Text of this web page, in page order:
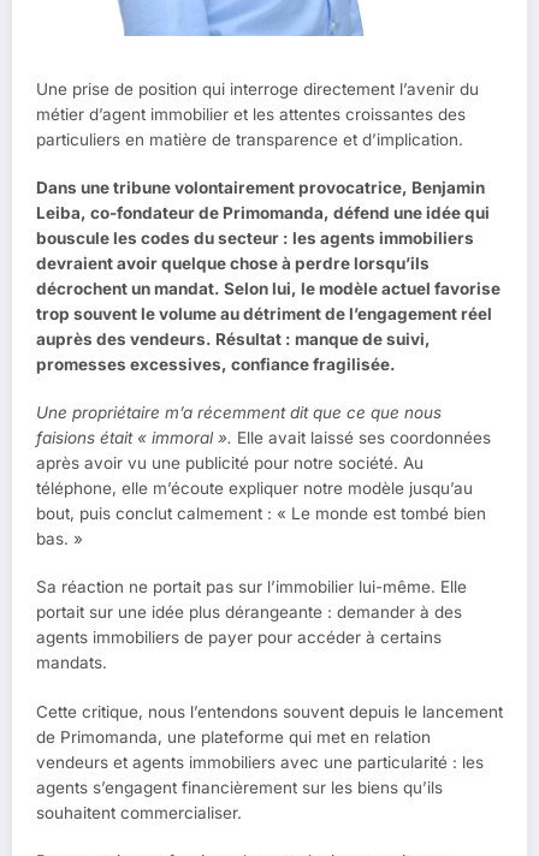
Une prise de position qui interroge directement l’avenir du
métier d’agent immobilier et les attentes croissantes des
particuliers en matière de transparence et d’implication.
Dans une tribune volontairement provocatrice, Benjamin
Leiba, co-fondateur de Primomanda, défend une idée qui
bouscule les codes du secteur : les agents immobiliers
devraient avoir quelque chose à perdre lorsqu’ils
décrochent un mandat. Selon lui, le modèle actuel favorise
trop souvent le volume au détriment de l’engagement réel
auprès des vendeurs. Résultat : manque de suivi,
promesses excessives, confiance fragilisée.
Une propriétaire m’a récemment dit que ce que nous
faisions était « immoral ». Elle avait laissé ses coordonnées
après avoir vu une publicité pour notre société. Au
téléphone, elle m’écoute expliquer notre modèle jusqu’au
bout, puis conclut calmement : « Le monde est tombé bien
bas. »
Sa réaction ne portait pas sur l’immobilier lui-même. Elle
portait sur une idée plus dérangeante : demander à des
agents immobiliers de payer pour accéder à certains
mandats.
Cette critique, nous l’entendons souvent depuis le lancement
de Primomanda, une plateforme qui met en relation
vendeurs et agents immobiliers avec une particularité : les
agents s’engagent financièrement sur les biens qu’ils
souhaitent commercialiser.